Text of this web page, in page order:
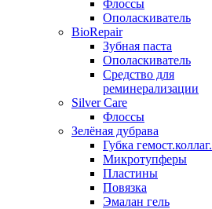
Флоссы
Ополаскиватель
BioRepair
Зубная паста
Ополаскиватель
Средство для
реминерализации
Silver Care
Флоссы
Зелёная дубрава
Губка гемост.коллаг.
Микротупферы
Пластины
Повязка
Эмалан гель